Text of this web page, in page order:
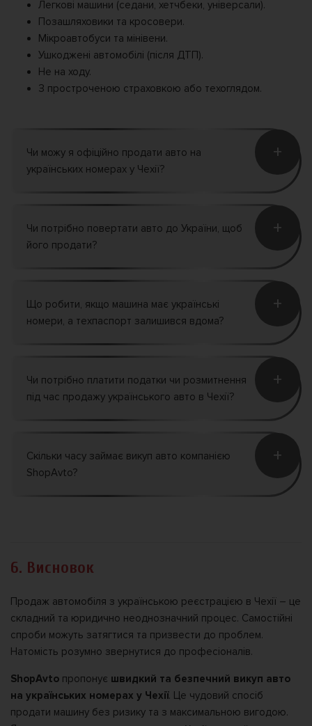
Легкові машини (седани, хетчбеки, універсали).
Позашляховики та кросовери.
Мікроавтобуси та мінівени.
Ушкоджені автомобілі (після ДТП).
Не на ходу.
З простроченою страховкою або техоглядом.
Чи можу я офіційно продати авто на
українських номерах у Чехії?
+
Чи потрібно повертати авто до України, щоб
його продати?
+
Що робити, якщо машина має українські
номери, а техпаспорт залишився вдома?
+
Чи потрібно платити податки чи розмитнення
під час продажу українського авто в Чехії?
+
Скільки часу займає викуп авто компанією
ShopAvto?
+
6. Висновок
Продаж автомобіля з українською реєстрацією в Чехії – це
складний та юридично неоднозначний процес. Самостійні
спроби можуть затягтися та призвести до проблем.
Натомість розумно звернутися до професіоналів.
ShopAvto пропонує швидкий та безпечний викуп авто
на українських номерах у Чехії. Це чудовий спосіб
продати машину без ризику та з максимальною вигодою.